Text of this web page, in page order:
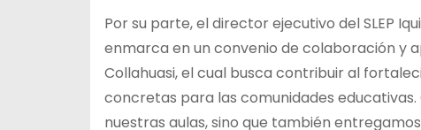
Por su parte, el director ejecutivo del SLEP
enmarca en un convenio de colaboración y
Collahuasi, el cual busca contribuir al
concretas para las comunidades
nuestras aulas, sino que también